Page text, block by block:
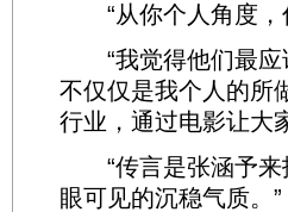
“从你个人角度，
“我觉得他们最应
不仅仅是我个人的所
行业，通过电影让大
“传言是张涵予来
眼可见的沉稳气质。”